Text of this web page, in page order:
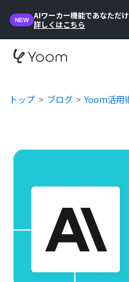
NEW
AIワーカー機能であなただ
詳しくはこちら
トップ ブログ Yoom活用